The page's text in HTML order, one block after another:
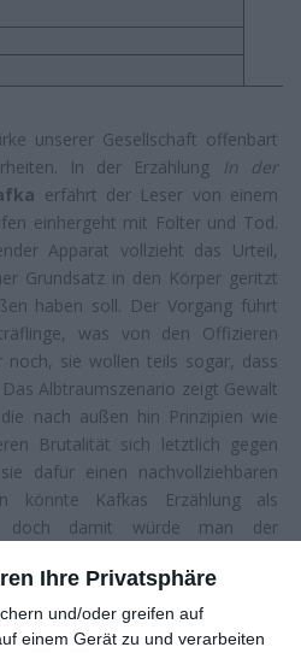
Ihre Privatsphäre
und/oder greifen auf
einem Gerät zu und verarbeiten
unserer Gesellschaft offenbart
In der Erzählung
In der
erfährt der Leser von einem
einhergeht mit Folter und Tod.
Apparat vollzieht das Urteil,
Grundsatz in den Körper geritzt
haben soll. Der Vorgang führt
was von den Offizieren
sie wollen teils sogar, dass
Albtraumszenario zeigt Gewalt
nach außen hin Prinzipien wie
Brutalität sich letztlich gegen
dafür einen nachvollziehbaren
könnte Kafkas Erzählung als
doch damit würde man der
Aspekte wie „Strafe“ oder
davon auszugehen, dass
doch schaut man